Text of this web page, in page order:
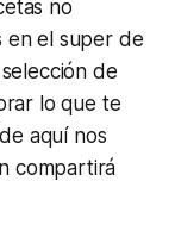
no
en el super de
de
lo que te
aquí nos
compartirá